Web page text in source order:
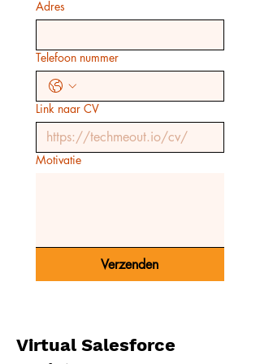
Adres
Telefoon nummer
Link naar CV
Motivatie
Verzenden
Virtual Salesforce